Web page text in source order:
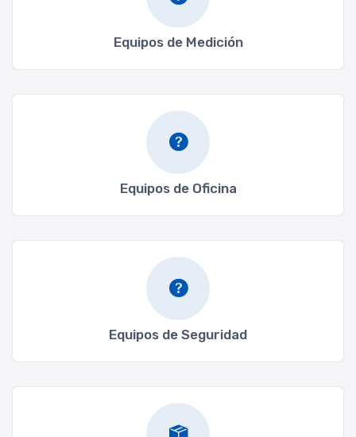
Equipos de Medición
Equipos de Oficina
Equipos de Seguridad